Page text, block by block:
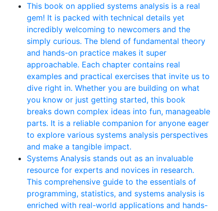
This book on applied systems analysis is a real
gem! It is packed with technical details yet
incredibly welcoming to newcomers and the
simply curious. The blend of fundamental theory
and hands-on practice makes it super
approachable. Each chapter contains real
examples and practical exercises that invite us to
dive right in. Whether you are building on what
you know or just getting started, this book
breaks down complex ideas into fun, manageable
parts. It is a reliable companion for anyone eager
to explore various systems analysis perspectives
and make a tangible impact.
Systems Analysis stands out as an invaluable
resource for experts and novices in research.
This comprehensive guide to the essentials of
programming, statistics, and systems analysis is
enriched with real-world applications and hands-